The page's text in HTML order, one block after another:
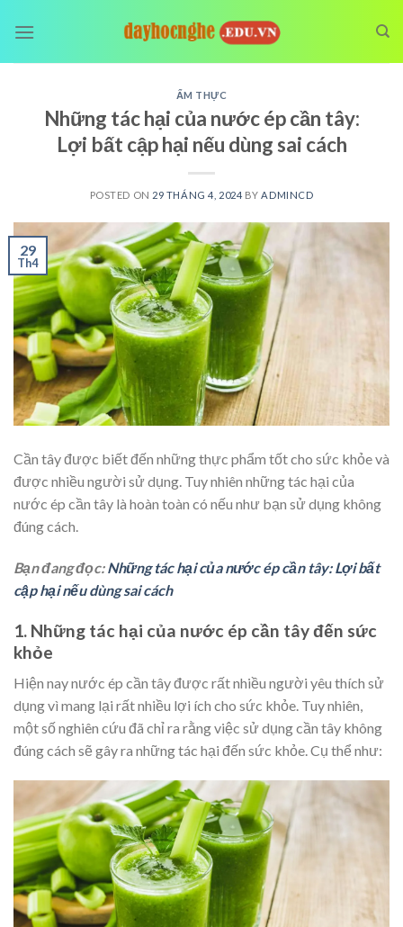
ẨM THỰC
Những tác hại của nước ép cần tây:
Lợi bất cập hại nếu dùng sai cách
POSTED ON 29 THÁNG 4, 2024 BY ADMINCD
29
Th4
Cần tây được biết đến những thực phẩm tốt cho sức khỏe và
được nhiều người sử dụng. Tuy nhiên những tác hại của
nước ép cần tây là hoàn toàn có nếu như bạn sử dụng không
đúng cách.
Bạn đang đọc:Những tác hại của nước ép cần tây: Lợi bất
cập hại nếu dùng sai cách
1. Những tác hại của nước ép cần tây đến sức
khỏe
Hiện nay nước ép cần tây được rất nhiều người yêu thích sử
dụng vì mang lại rất nhiều lợi ích cho sức khỏe. Tuy nhiên,
một số nghiên cứu đã chỉ ra rằng việc sử dụng cần tây không
đúng cách sẽ gây ra những tác hại đến sức khỏe. Cụ thể như: